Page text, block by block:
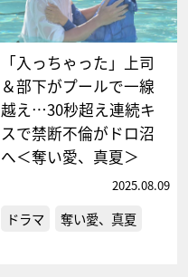
「入っちゃった」上司
＆部下がプールで一線
越え…30秒超え連続キ
スで禁断不倫がドロ沼
へ＜奪い愛、真夏＞
2025.08.09
ドラマ 奪い愛、真夏